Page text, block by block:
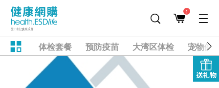
1
体检套餐 预防疫苗 大湾区体检 宠物健
送礼物